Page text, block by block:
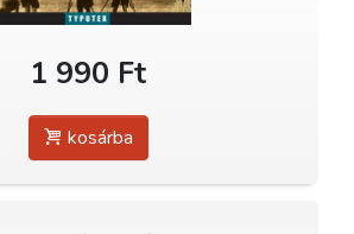
1 990 Ft
kosárba